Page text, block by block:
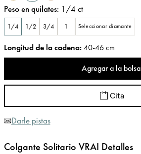
Peso en quilates: 1/4 ct
1/4 1/2 3/4 1 Seleccionar diamante
Longitud de la cadena:40-46 cm
Agregar a la bolsa
Cita
Darle pistas
Colgante Solitario VRAI Detalles